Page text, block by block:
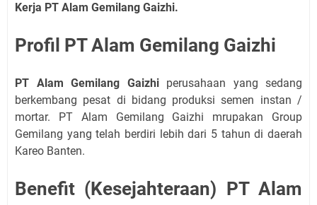
Kerja PT Alam Gemilang Gaizhi.
Profil PT Alam Gemilang Gaizhi
PT Alam Gemilang Gaizhiperusahaan yang sedang
berkembang pesat di bidang produksi semen instan /
mortar. PT Alam Gemilang Gaizhi mrupakan Group
Gemilang yang telah berdiri lebih dari 5 tahun di daerah
Kareo Banten.
Benefit (Kesejahteraan) PT Alam